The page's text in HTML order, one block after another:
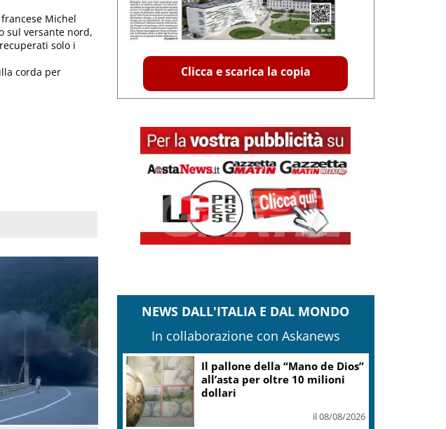
Michel
sul versante nord,
solo i
corda per
Clicca e scarica la copia
NEWS DALL'ITALIA E DAL MONDO
In collaborazione con Askanews
Il pallone della “Mano de Dios”
all’asta per oltre 10 milioni
dollari
il 08/08/2026